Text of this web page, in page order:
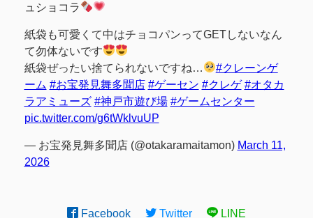
ュショコラ
紙袋も可愛くて中はチョコパンってGETしないなん
て勿体ないです
紙袋ぜったい捨てられないですね…
#クレーンゲ
ーム #お宝発見舞多聞店 #ゲーセン #クレゲ #オタカ
ラアミューズ #神戸市遊び場 #ゲームセンター
pic.twitter.com/g6tWklvuUP
— お宝発見舞多聞店 (@otakaramaitamon) March 11,
2026
Facebook Twitter LINE